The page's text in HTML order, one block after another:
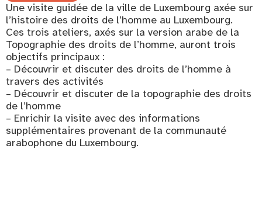
Une visite guidée de la ville de Luxembourg axée sur
l’histoire des droits de l’homme au Luxembourg.
Ces trois ateliers, axés sur la version arabe de la
Topographie des droits de l’homme, auront trois
objectifs principaux :
– Découvrir et discuter des droits de l’homme à
travers des activités
– Découvrir et discuter de la topographie des droits
de l’homme
– Enrichir la visite avec des informations
supplémentaires provenant de la communauté
arabophone du Luxembourg.